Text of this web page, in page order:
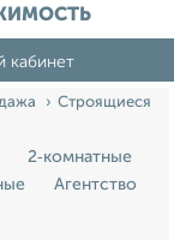
кабинет
Строящиеся
2‑комнатные
Агентство